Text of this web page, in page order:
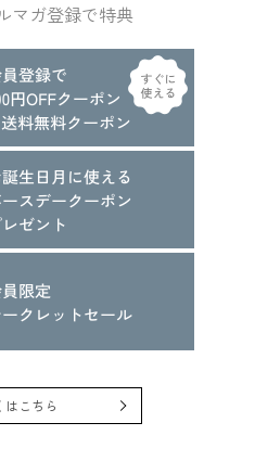
マガ登録で特典
はこちら